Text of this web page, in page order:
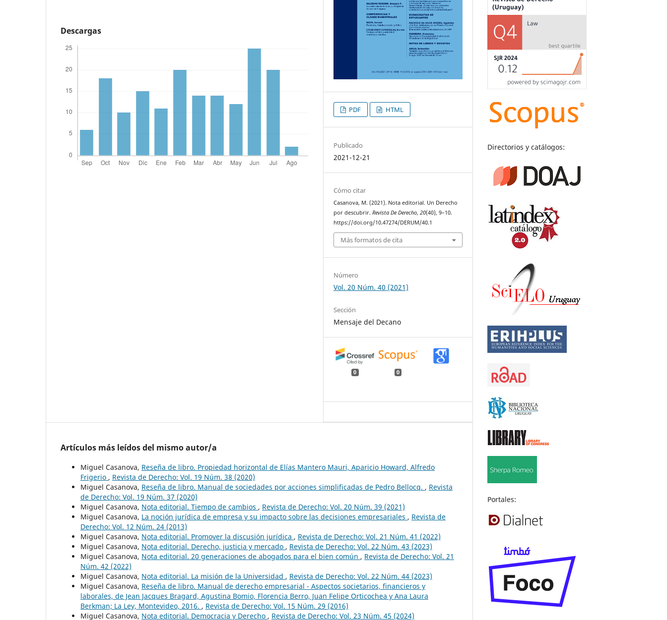
Descargas
PDF HTML
Publicado
2021-12-21
Cómo citar
Casanova, M. (2021). Nota editorial. Un Derecho
por descubrir.Revista De Derecho,20(40), 9–10.
https://doi.org/10.47274/DERUM/40.1
Más formatos de cita
Número
Vol. 20 Núm. 40 (2021)
Sección
Mensaje del Decano
0 0
Artículos más leídos del mismo autor/a
Miguel Casanova, Reseña de libro. Propiedad horizontal de Elías Mantero Mauri, Aparicio Howard, Alfredo
Frigerio , Revista de Derecho: Vol. 19 Núm. 38 (2020)
Miguel Casanova, Reseña de libro. Manual de sociedades por acciones simplificadas de Pedro Bellocq. , Revista
de Derecho: Vol. 19 Núm. 37 (2020)
Miguel Casanova, Nota editorial. Tiempo de cambios , Revista de Derecho: Vol. 20 Núm. 39 (2021)
Miguel Casanova, La noción jurídica de empresa y su impacto sobre las decisiones empresariales , Revista de
Derecho: Vol. 12 Núm. 24 (2013)
Miguel Casanova, Nota editorial. Promover la discusión jurídica , Revista de Derecho: Vol. 21 Núm. 41 (2022)
Miguel Casanova, Nota editorial. Derecho, justicia y mercado , Revista de Derecho: Vol. 22 Núm. 43 (2023)
Miguel Casanova, Nota editorial. 20 generaciones de abogados para el bien común , Revista de Derecho: Vol. 21
Núm. 42 (2022)
Miguel Casanova, Nota editorial. La misión de la Universidad , Revista de Derecho: Vol. 22 Núm. 44 (2023)
Miguel Casanova, Reseña de libro. Manual de derecho empresarial - Aspectos societarios, financieros y
laborales, de Jean Jacques Bragard, Agustina Bomio, Florencia Berro, Juan Felipe Orticochea y Ana Laura
Berkman; La Ley, Montevideo, 2016. , Revista de Derecho: Vol. 15 Núm. 29 (2016)
Miguel Casanova, Nota editorial. Democracia y Derecho , Revista de Derecho: Vol. 23 Núm. 45 (2024)
Directorios y catálogos:
Portales: